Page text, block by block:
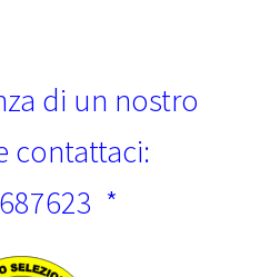
di un nostro
contattaci:
*